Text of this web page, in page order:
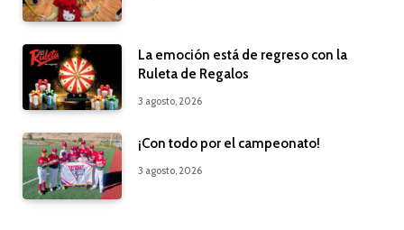
La emoción está de regreso con la
Ruleta de Regalos
3 agosto, 2026
¡Con todo por el campeonato!
3 agosto, 2026